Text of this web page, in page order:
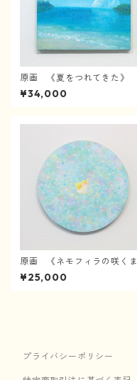
原画 《夏をつれてきた》
¥34,000
原画 《ネモフィラの咲くま
んなかで》
¥25,000
プライバシーポリシー